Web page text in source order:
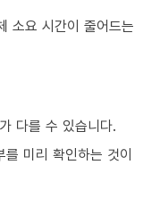
소요 시간이 줄어드는
다를 수 있습니다.
를 미리 확인하는 것이